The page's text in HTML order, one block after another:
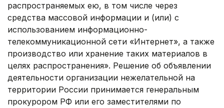
распространяемых ею, в том числе через
средства массовой информации и (или) с
использованием информационно-
телекоммуникационной сети «Интернет», а также
производство или хранение таких материалов в
целях распространения». Решение об объявлении
деятельности организации нежелательной на
территории России принимается генеральным
прокурором РФ или его заместителями по